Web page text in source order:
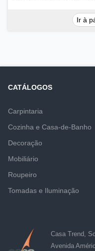
Ir à
CATÁLOGOS
Carpintaria
Cozinha e Casa-de-Banho
Decoração
Mobiliário
Roupeiro
Tomadas e Iluminação
Casa Trend,
Avenida